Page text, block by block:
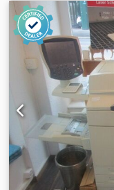
μηχάνημα μπορεί να
να κόψει μπροστά
Φυλλάδια, φυλλάδια,
να εκτυπωθούν
μπλε, 1x κίτρινο,
Μονάδα FSR IEC 1x
Δοχείο
κασέτα C
006R01470 2x
008R12925 1x
Συναρμολόγηση
MM Assy-1 5x
Assy